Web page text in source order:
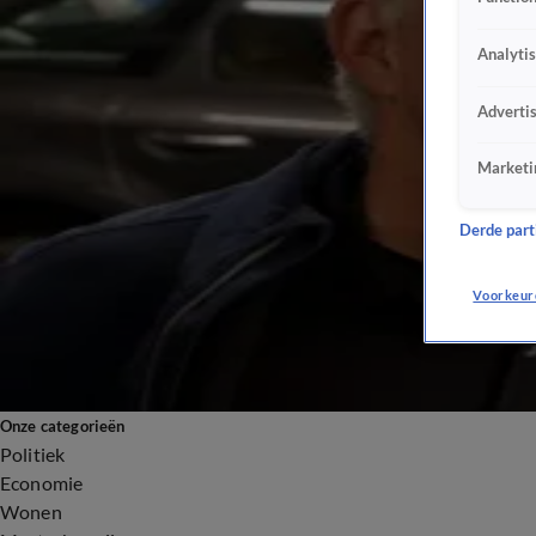
10 juli 2025, 20:32
6:16
Elon Musk lanceert naast raketten ook nieuwe partij: The America Party
Zonnepanelen komen huurders duur te staan
Gemeente Utrecht wil milieuzone in hele stad
Onze categorieën
Politiek
Economie
Wonen
Derde